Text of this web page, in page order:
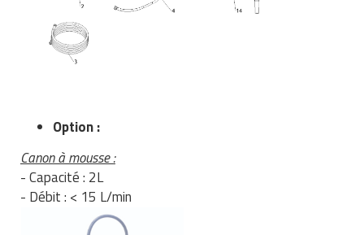
Tables de préparation réfrigérées
Ustensile de cuisine
Vitrines réfrigérées
Option :
Canon à mousse :
- Capacité : 2L
- Débit : < 15 L/min